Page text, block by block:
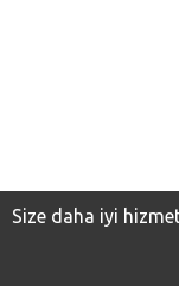
Size daha iyi